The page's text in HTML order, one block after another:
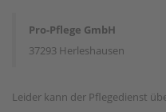
Pro-Pflege GmbH
37293 Herleshausen
Leider kann der Pflegedienst